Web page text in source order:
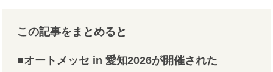
この記事をまとめると
■オートメッセ in 愛知2026が開催された